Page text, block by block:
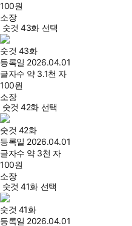
100원
소장
숫것 43화 선택
숫것 43화
등록일 2026.04.01
글자수 약 3.1천 자
100원
소장
숫것 42화 선택
숫것 42화
등록일 2026.04.01
글자수 약 3천 자
100원
소장
숫것 41화 선택
숫것 41화
등록일 2026.04.01